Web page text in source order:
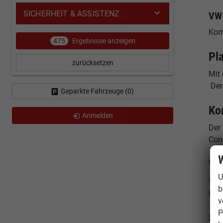
Mit
SICHERHEIT & ASSISTENZ
475 Ergebnisse anzeigen
zurücksetzen
Geparkte Fahrzeuge (0)
Anmelden